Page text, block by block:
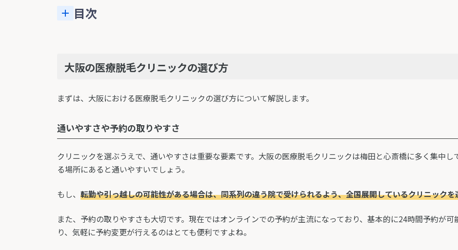
目次
大阪の医療脱毛クリニックの選び方
まずは、大阪における医療脱毛クリニックの選び方について解説します。
通いやすさや予約の取りやすさ
クリニックを選ぶうえで、通いやすさは重要な要素です。大阪の医療脱毛クリニックは梅田と心斎橋に多く集中
る場所にあると通いやすいでしょう。
もし、 転勤や引っ越しの可能性がある場合は、同系列の違う院で受けられるよう、全国展開しているクリニック
また、予約の取りやすさも大切です。現在ではオンラインでの予約が主流になっており、基本的に24時間予約が
り、気軽に予約変更が行えるのはとても便利ですよね。